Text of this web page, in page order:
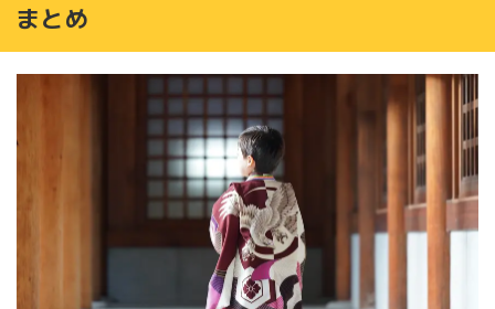
まとめ